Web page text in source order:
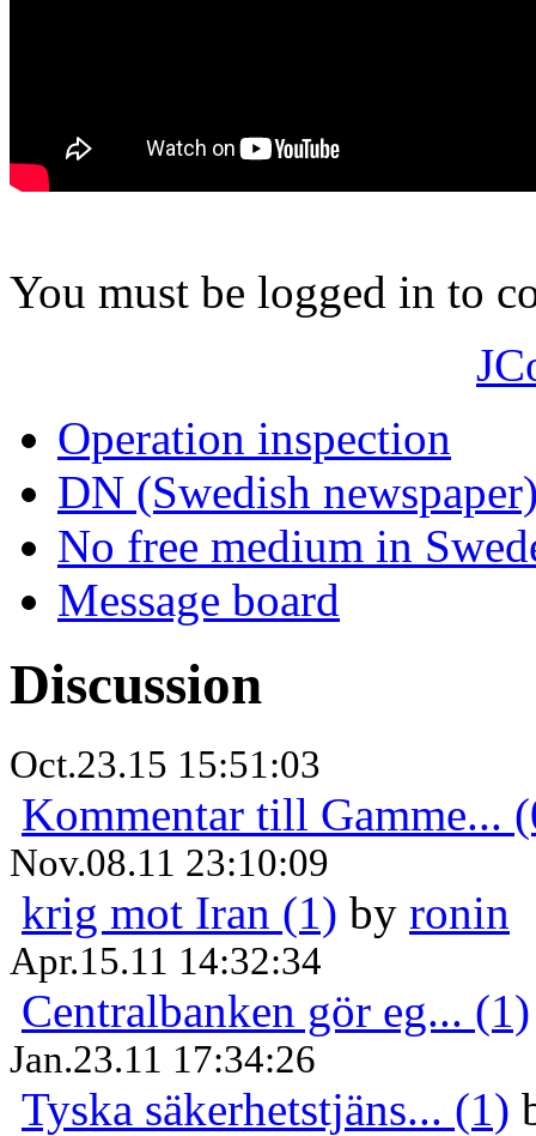
You must be logged in to
Operation inspection
DN (Swedish
No free medium in
Message board
Discussion
Oct.23.15 15:51:03
Kommentar till Gamme...
Nov.08.11 23:10:09
krig mot Iran (1) by ronin
Apr.15.11 14:32:34
Centralbanken gör eg... (1)
Jan.23.11 17:34:26
Tyska säkerhetstjäns... (1)